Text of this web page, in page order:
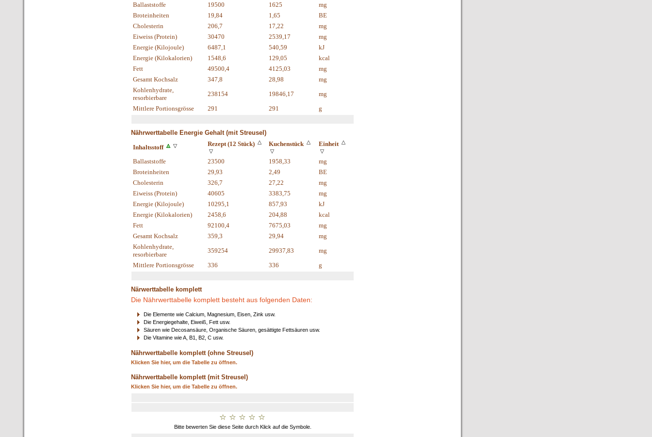
Ballaststoffe 19500 1625
mg
Broteinheiten
19,84 1,65
BE
Cholesterin
206,7 17,22
mg
Eiweiss (Protein)
30470 2539,17
mg
Energie (Kilojoule)
6487,1 540,59
kJ
Energie (Kilokalorien)
1548,6 129,05
kcal
Fett
49500,4 4125,03
mg
Gesamt Kochsalz
347,8 28,98
mg
Kohlenhydrate,
resorbierbare
238154 19846,17
mg
Mittlere Portionsgrösse
291 291 g
Nährwerttabelle Energie Gehalt (mit Streusel)
Inhaltsstoff
Rezept (12 Stück) Kuchenstück Einheit
Ballaststoffe 23500 1958,33
mg
Broteinheiten
29,93 2,49
BE
Cholesterin
326,7 27,22
mg
Eiweiss (Protein)
40605 3383,75
mg
Energie (Kilojoule)
10295,1 857,93
kJ
Energie (Kilokalorien)
2458,6 204,88
kcal
Fett
92100,4 7675,03
mg
Gesamt Kochsalz
359,3 29,94
mg
Kohlenhydrate,
resorbierbare
359254 29937,83
mg
Mittlere Portionsgrösse
336 336 g
Närwerttabelle komplett
Die Nährwerttabelle komplett besteht aus folgenden Daten:
Die Elemente wie Calcium, Magnesium, Eisen, Zink usw.
Die Energiegehalte, Eiweiß, Fett usw.
Säuren wie Decosansäure, Organische Säuren, gesättigte Fettsäuren usw.
Die Vitamine wie A, B1, B2, C usw.
Nährwerttabelle komplett (ohne Streusel)
Klicken Sie hier, um die Tabelle zu öffnen.
Nährwerttabelle komplett (mit Streusel)
Klicken Sie hier, um die Tabelle zu öffnen.
Bitte bewerten Sie diese Seite durch Klick auf die Symbole.